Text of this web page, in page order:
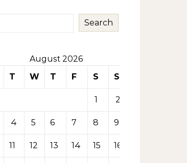
Search
August 2026
T W T F S S
1 2
4 5 6 7 8 9
11 12 13 14 15 16